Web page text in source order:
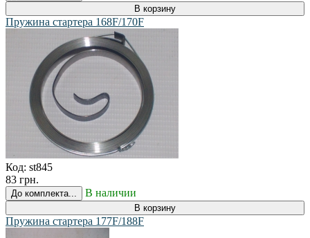
В корзину
Пружина стартера 168F/170F
Код: st845
83 грн.
До комплекта... В наличии
В корзину
Пружина стартера 177F/188F